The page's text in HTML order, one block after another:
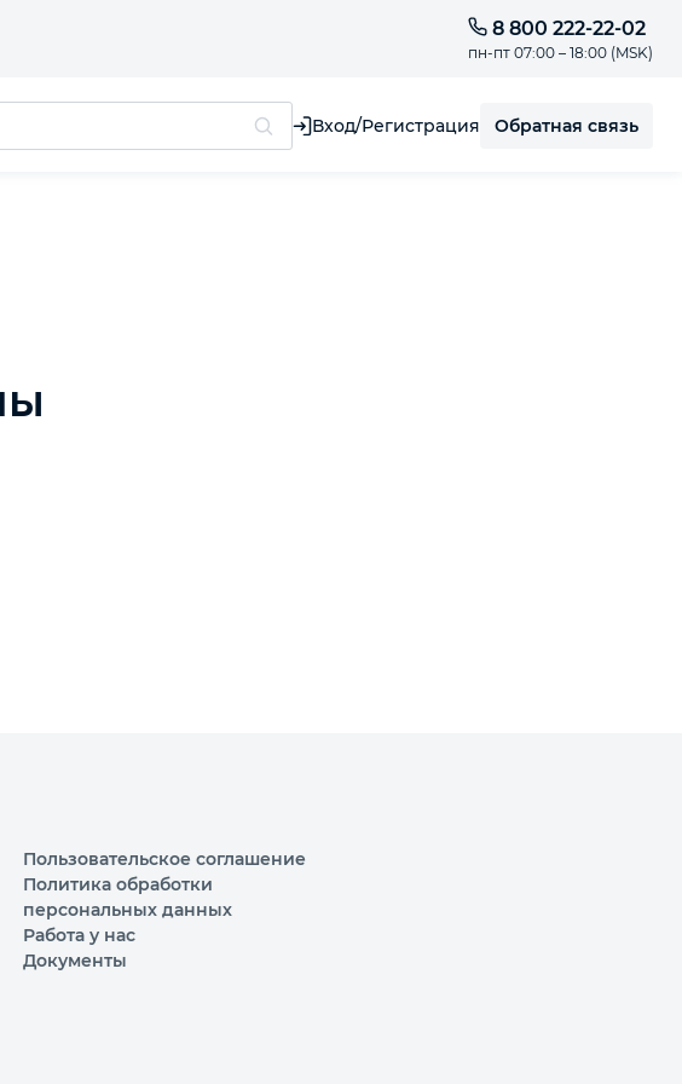
8 800 222-22-02
пн-пт 07:00 – 18:00 (MSK)
Вход/Регистрация Обратная связь
Пользовательское соглашение
Политика обработки
персональных данных
Работа у нас
Документы